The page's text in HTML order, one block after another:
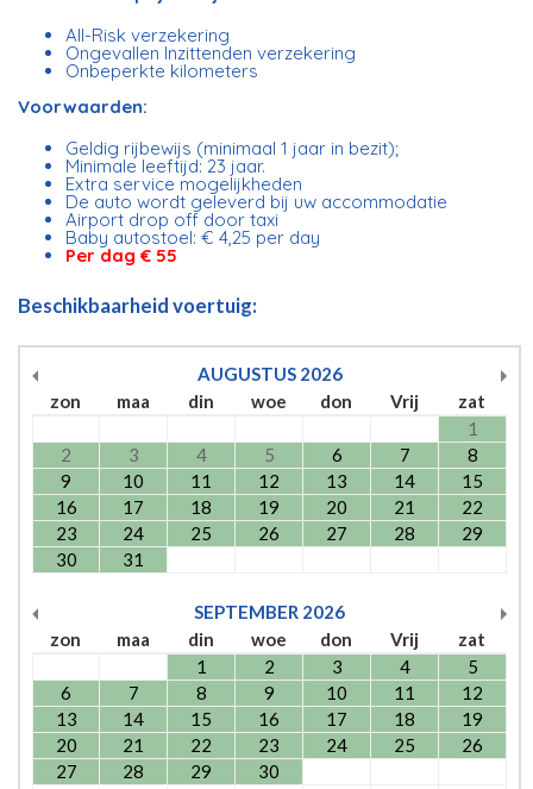
All-Risk verzekering
Ongevallen Inzittenden verzekering
Onbeperkte kilometers
Voorwaarden:
Geldig rijbewijs (minimaal 1 jaar in bezit);
Minimale leeftijd: 23 jaar.
Extra service mogelijkheden
De auto wordt geleverd bij uw accommodatie
Airport drop off door taxi
Baby autostoel: € 4,25 per day
Per dag € 55
Beschikbaarheid voertuig:
AUGUSTUS 2026
zon
maa din woe don Vrij
zat
1
2
3 4 5 6 7
8
9
10 11 12 13 14
15
16
17 18 19 20 21
22
23
24 25 26 27 28
29
30
31
SEPTEMBER 2026
zon
maa din woe don Vrij
zat
1
2 3 4
5
6
7 8 9 10 11
12
13
14 15 16 17 18
19
20
21 22 23 24 25
26
27
28 29 30